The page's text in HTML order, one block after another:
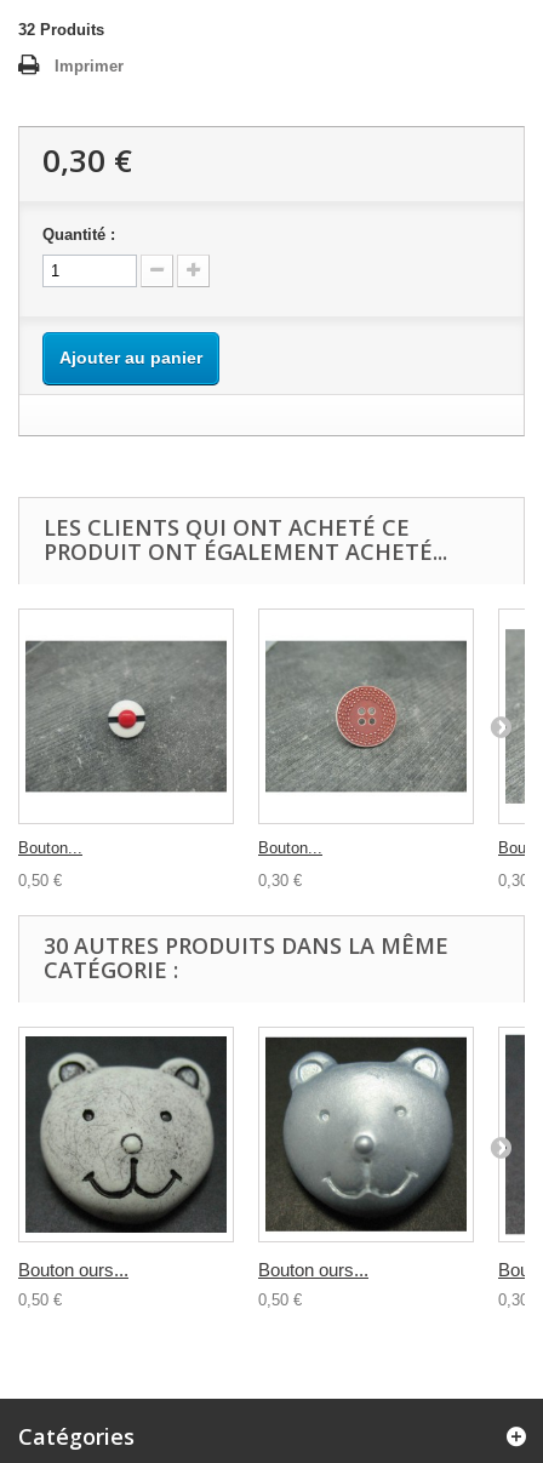
32 Produits
Imprimer
0,30 €
Quantité :
Ajouter au panier
LES CLIENTS QUI ONT ACHETÉ CE
PRODUIT ONT ÉGALEMENT ACHETÉ...
Bouton...
0,50 €
Bouton...
0,30 €
0,30 €
30 AUTRES PRODUITS DANS LA MÊME
CATÉGORIE :
Bouton ours...
0,50 €
Bouton ours...
0,50 € 0,30 €
Catégories